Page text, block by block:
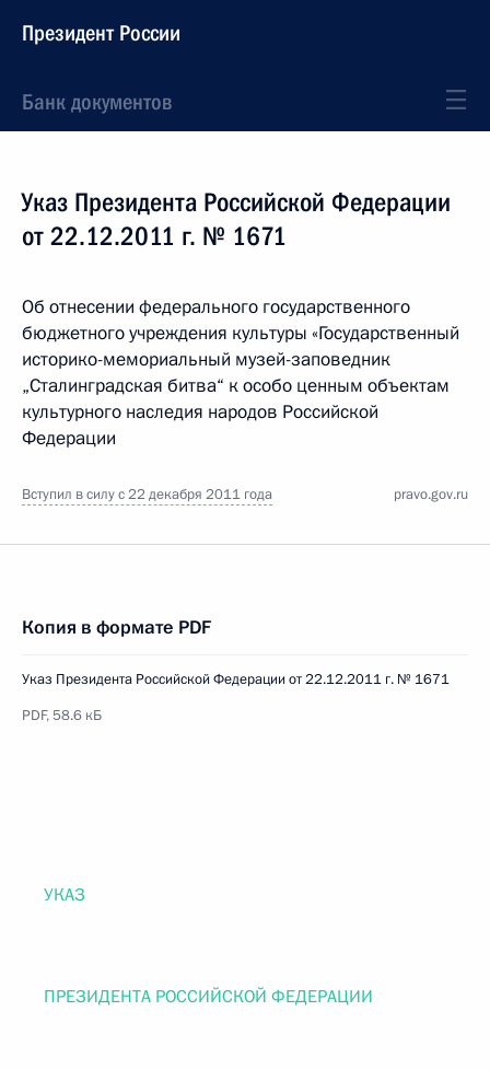
Президент России
Банк документов
Указ Президента Российской Федерации
от 22.12.2011 г. № 1671
Об отнесении федерального государственного
бюджетного учреждения культуры «Государственный
историко-мемориальный музей-заповедник
„Сталинградская битва“ к особо ценным объектам
культурного наследия народов Российской
Федерации
Вступил в силу с 22 декабря 2011 года pravo.gov.ru
Копия в формате PDF
Указ Президента Российской Федерации от 22.12.2011 г. № 1671
PDF, 58.6 кБ
УКАЗ
ПРЕЗИДЕНТА РОССИЙСКОЙ ФЕДЕРАЦИИ